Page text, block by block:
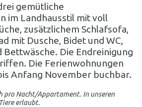
gemütliche
im Landhausstil mit voll
zusätzlichem Schlafsofa,
mit Dusche, Bidet und WC,
Bettwäsche. Die Endreinigung
Die Ferienwohnungen
Anfang November buchbar.
pro Nacht/Appartament. In unseren
erlaubt.